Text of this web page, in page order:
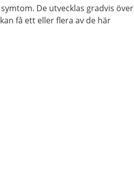
De utvecklas gradvis över
få ett eller flera av de här